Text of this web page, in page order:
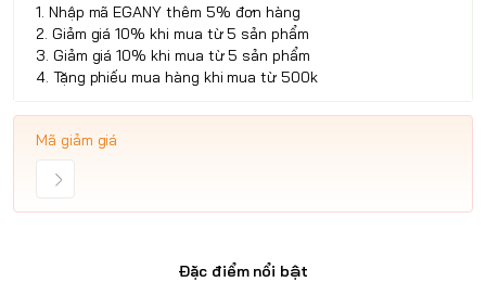
1. Nhập mã EGANY thêm 5% đơn hàng
2. Giảm giá 10% khi mua từ 5 sản phẩm
3. Giảm giá 10% khi mua từ 5 sản phẩm
4. Tặng phiếu mua hàng khi mua từ 500k
Mã giảm giá
Đặc điểm nổi bật